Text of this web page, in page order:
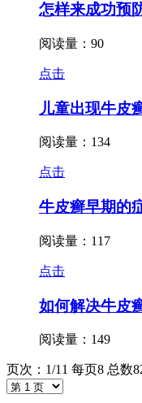
怎样来成功预
阅读量：90
点击
儿童出现牛皮
阅读量：134
点击
牛皮癣早期的
阅读量：117
点击
如何解决牛皮
阅读量：149
页次：1/11 每页8 总